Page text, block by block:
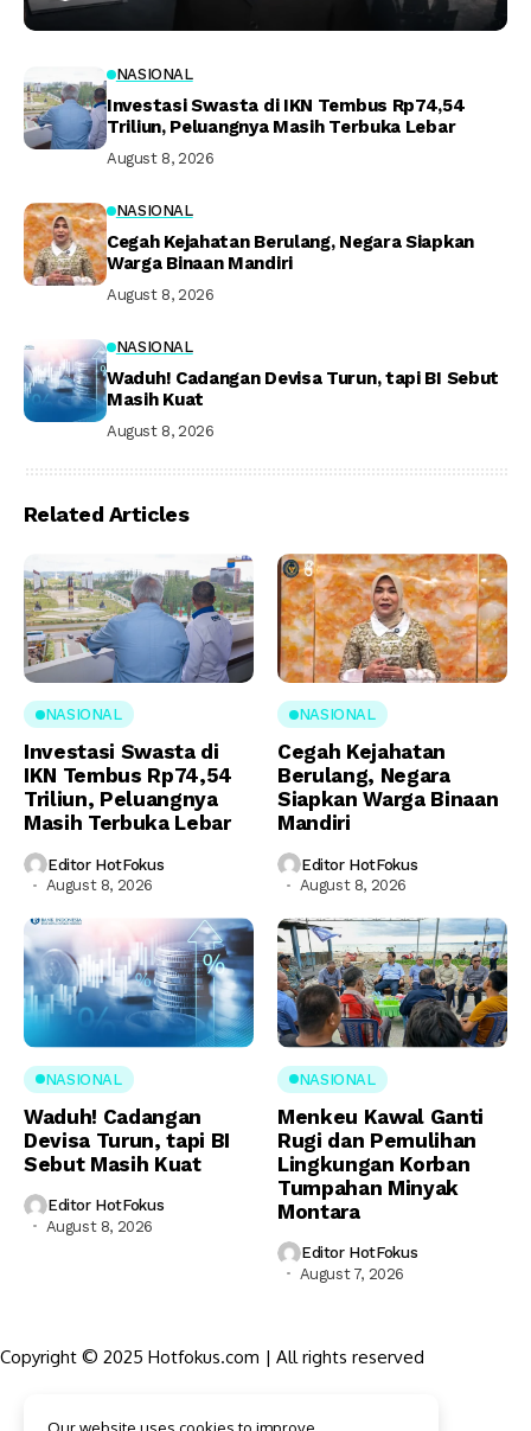
NASIONAL
Investasi Swasta di IKN Tembus Rp74,54
Triliun, Peluangnya Masih Terbuka Lebar
August 8, 2026
NASIONAL
Cegah Kejahatan Berulang, Negara Siapkan
Warga Binaan Mandiri
August 8, 2026
NASIONAL
Waduh! Cadangan Devisa Turun, tapi BI Sebut
Masih Kuat
August 8, 2026
Related Articles
NASIONAL
Investasi Swasta di
IKN Tembus Rp74,54
Triliun, Peluangnya
Masih Terbuka Lebar
Editor HotFokus
August 8, 2026
NASIONAL
Cegah Kejahatan
Berulang, Negara
Siapkan Warga Binaan
Mandiri
Editor HotFokus
August 8, 2026
NASIONAL
Waduh! Cadangan
Devisa Turun, tapi BI
Sebut Masih Kuat
Editor HotFokus
August 8, 2026
NASIONAL
Menkeu Kawal Ganti
Rugi dan Pemulihan
Lingkungan Korban
Tumpahan Minyak
Montara
Editor HotFokus
August 7, 2026
Copyright © 2025 Hotfokus.com | All rights reserved